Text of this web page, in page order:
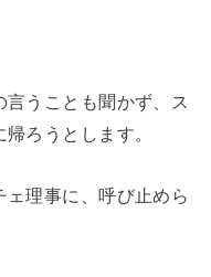
言うことも聞かず、ス
ろうとします。
理事に、呼び止めら